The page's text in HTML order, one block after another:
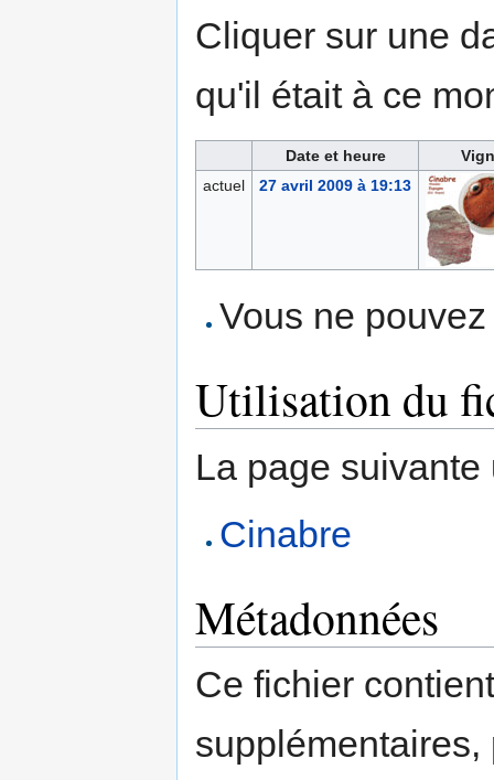
Cliquer sur une
qu'il était à ce
Date et heure
actuel
27 avril 2009 à 19:13
Vous ne
Utilisation du
La page
Cinabre
Métadonnées
Ce fichier